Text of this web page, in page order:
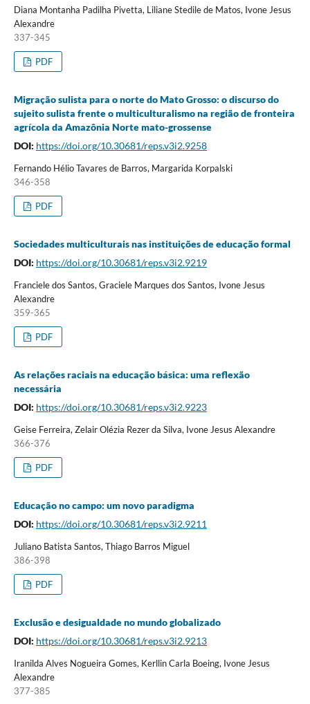
Diana Montanha Padilha Pivetta, Liliane Stedile de Matos, Ivone Jesus
Alexandre
337-345
PDF
Migração sulista para o norte do Mato Grosso: o discurso do
sujeito sulista frente o multiculturalismo na região de fronteira
agrícola da Amazônia Norte mato-grossense
DOI: https://doi.org/10.30681/reps.v3i2.9258
Fernando Hélio Tavares de Barros, Margarida Korpalski
346-358
PDF
Sociedades multiculturais nas instituições de educação formal
DOI: https://doi.org/10.30681/reps.v3i2.9219
Franciele dos Santos, Graciele Marques dos Santos, Ivone Jesus
Alexandre
359-365
PDF
As relações raciais na educação básica: uma reflexão
necessária
DOI: https://doi.org/10.30681/reps.v3i2.9223
Geise Ferreira, Zelair Olézia Rezer da Silva, Ivone Jesus Alexandre
366-376
PDF
Educação no campo: um novo paradigma
DOI: https://doi.org/10.30681/reps.v3i2.9211
Juliano Batista Santos, Thiago Barros Miguel
386-398
PDF
Exclusão e desigualdade no mundo globalizado
DOI: https://doi.org/10.30681/reps.v3i2.9213
Iranilda Alves Nogueira Gomes, Kerllin Carla Boeing, Ivone Jesus
Alexandre
377-385